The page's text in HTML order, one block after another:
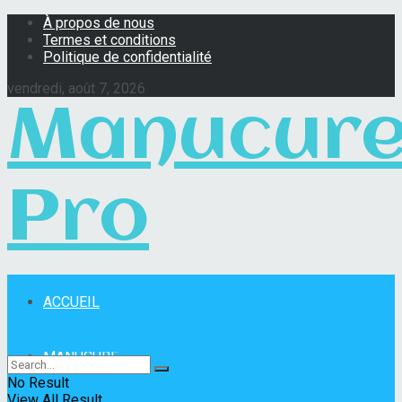
À propos de nous
Termes et conditions
Politique de confidentialité
vendredi, août 7, 2026
Pro
ACCUEIL
MANUCURE
No Result